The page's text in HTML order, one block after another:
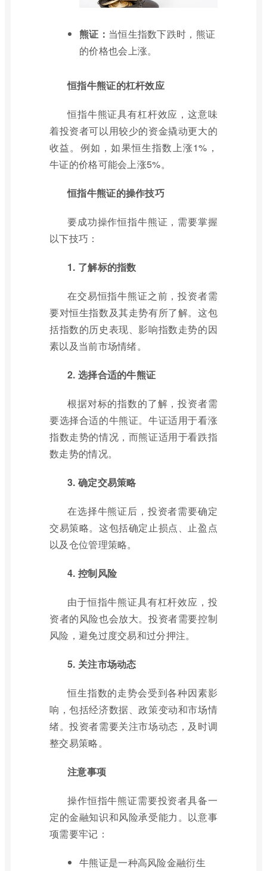
熊证： 当恒生指数下跌时，熊证
的价格也会上涨。
恒指牛熊证的杠杆效应
恒指牛熊证具有杠杆效应，这意味
着投资者可以用较少的资金撬动更大的
收益。例如，如果恒生指数上涨1%，
牛证的价格可能会上涨5%。
恒指牛熊证的操作技巧
要成功操作恒指牛熊证，需要掌握
以下技巧：
1. 了解标的指数
在交易恒指牛熊证之前，投资者需
要对恒生指数及其走势有所了解。这包
括指数的历史表现、影响指数走势的因
素以及当前市场情绪。
2. 选择合适的牛熊证
根据对标的指数的了解，投资者需
要选择合适的牛熊证。牛证适用于看涨
指数走势的情况，而熊证适用于看跌指
数走势的情况。
3. 确定交易策略
在选择牛熊证后，投资者需要确定
交易策略。这包括确定止损点、止盈点
以及仓位管理策略。
4. 控制风险
由于恒指牛熊证具有杠杆效应，投
资者的风险也会放大。投资者需要控制
风险，避免过度交易和过分押注。
5. 关注市场动态
恒生指数的走势会受到各种因素影
响，包括经济数据、政策变动和市场情
绪。投资者需要关注市场动态，及时调
整交易策略。
注意事项
操作恒指牛熊证需要投资者具备一
定的金融知识和风险承受能力。以意事
项需要牢记：
牛熊证是一种高风险金融衍生